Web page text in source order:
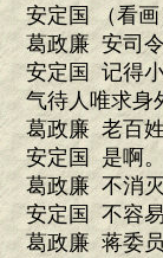
安定国 （看
葛政廉 安司
安定国 记得
气待人唯求身
葛政廉 老百
安定国 是啊。
葛政廉 不消
安定国 不容
葛政廉 蒋委